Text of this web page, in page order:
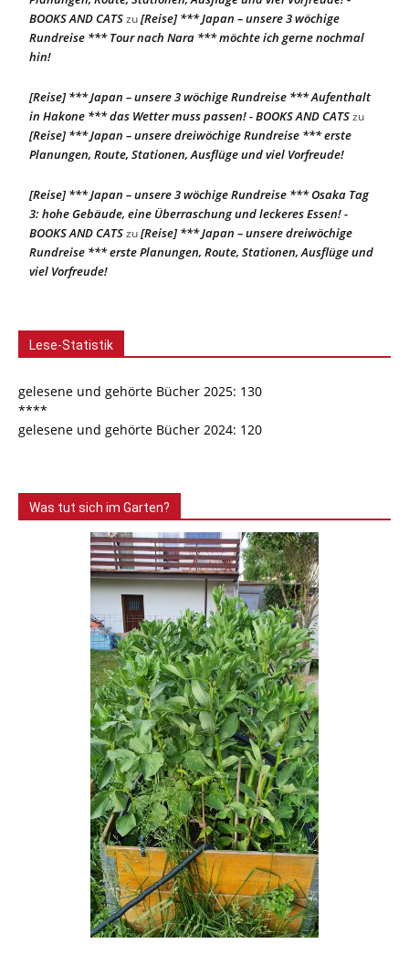
BOOKS AND CATSzu[Reise] *** Japan – unsere 3 wöchige
Rundreise *** Tour nach Nara *** möchte ich gerne nochmal
hin!
[Reise] *** Japan – unsere 3 wöchige Rundreise *** Aufenthalt
in Hakone *** das Wetter muss passen! - BOOKS AND CATSzu
[Reise] *** Japan – unsere dreiwöchige Rundreise *** erste
Planungen, Route, Stationen, Ausflüge und viel Vorfreude!
[Reise] *** Japan – unsere 3 wöchige Rundreise *** Osaka Tag
3: hohe Gebäude, eine Überraschung und leckeres Essen! -
BOOKS AND CATSzu[Reise] *** Japan – unsere dreiwöchige
Rundreise *** erste Planungen, Route, Stationen, Ausflüge und
viel Vorfreude!
Lese-Statistik
gelesene und gehörte Bücher 2025: 130
****
gelesene und gehörte Bücher 2024: 120
Was tut sich im Garten?